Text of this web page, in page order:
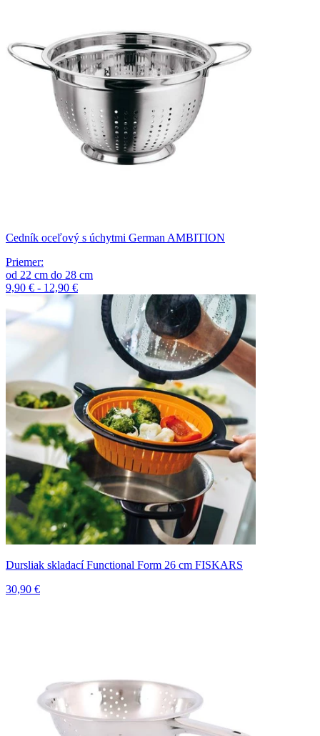
Cedník oceľový s úchytmi German AMBITION
Priemer:
od 22 cm do 28 cm
9,90 € - 12,90 €
Dursliak skladací Functional Form 26 cm FISKARS
30,90 €